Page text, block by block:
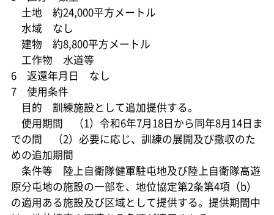
土地 約24,000平方メートル
水域 なし
建物 約8,800平方メートル
工作物 水道等
6 返還年月日 なし
7 使用条件
目的 訓練施設として追加提供する。
使用期間 （1）令和6年7月18日から同年8月14日ま
での間 （2）必要に応じ、訓練の展開及び撤収のた
めの追加期間
条件等 陸上自衛隊健軍駐屯地及び陸上自衛隊高遊
原分屯地の施設の一部を、地位協定第2条第4項（b）
の適用ある施設及び区域として提供する。提供期間中